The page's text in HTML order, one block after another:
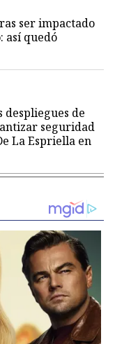
ser impactado
así quedó
despliegues de
seguridad
La Espriella en